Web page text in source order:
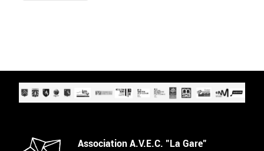
Association A.V.E.C. "La Gare"